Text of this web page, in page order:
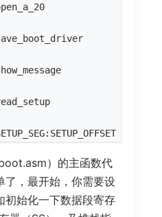
: SETUP_OFFSET
）的主函数代
了，最开始，你需要设
初始化一下数据段寄存